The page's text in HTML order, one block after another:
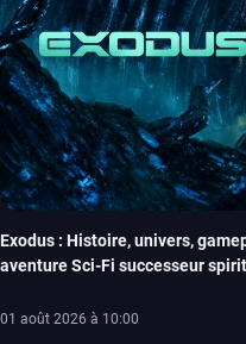
Exodus : Histoire, univers,
aventure Sci-Fi successeur
01 août 2026 à 10:00